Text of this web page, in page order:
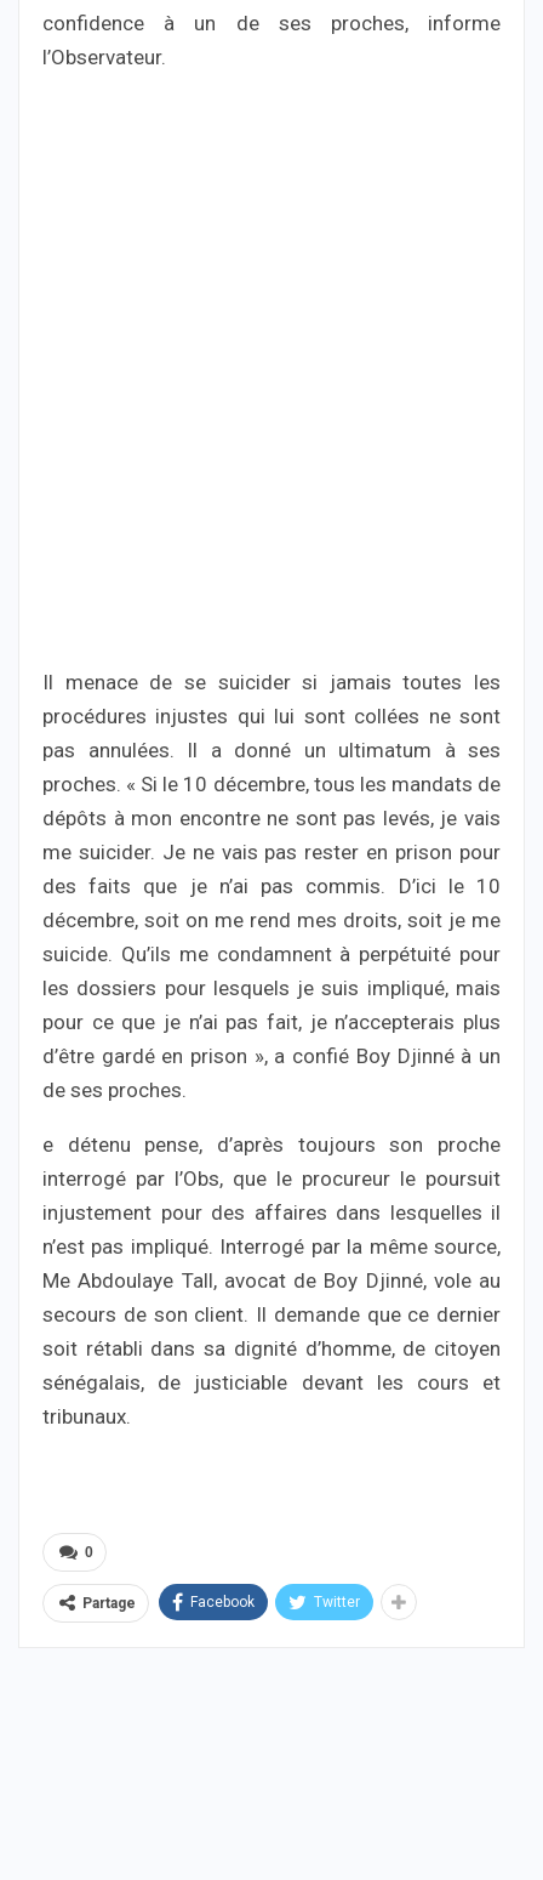
confidence à un de ses proches, informe
l’Observateur.
Il menace de se suicider si jamais toutes les
procédures injustes qui lui sont collées ne sont
pas annulées. Il a donné un ultimatum à ses
proches. « Si le 10 décembre, tous les mandats de
dépôts à mon encontre ne sont pas levés, je vais
me suicider. Je ne vais pas rester en prison pour
des faits que je n’ai pas commis. D’ici le 10
décembre, soit on me rend mes droits, soit je me
suicide. Qu’ils me condamnent à perpétuité pour
les dossiers pour lesquels je suis impliqué, mais
pour ce que je n’ai pas fait, je n’accepterais plus
d’être gardé en prison », a confié Boy Djinné à un
de ses proches.
e détenu pense, d’après toujours son proche
interrogé par l’Obs, que le procureur le poursuit
injustement pour des affaires dans lesquelles il
n’est pas impliqué. Interrogé par la même source,
Me Abdoulaye Tall, avocat de Boy Djinné, vole au
secours de son client. Il demande que ce dernier
soit rétabli dans sa dignité d’homme, de citoyen
sénégalais, de justiciable devant les cours et
tribunaux.
0
Partage Facebook Twitter